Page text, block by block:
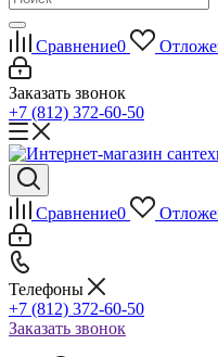
Сравнение0
Заказать звонок
+7 (812) 372-60-50
Сравнение0
Телефоны
+7 (812) 372-60-50
Заказать звонок